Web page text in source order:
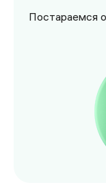
Постараемся